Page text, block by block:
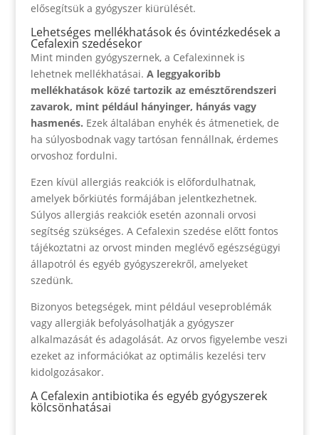
elősegítsük a gyógyszer kiürülését.
Lehetséges mellékhatások és óvintézkedések a
Cefalexin szedésekor
Mint minden gyógyszernek, a Cefalexinnek is
lehetnek mellékhatásai. A leggyakoribb
mellékhatások közé tartozik az emésztőrendszeri
zavarok, mint például hányinger, hányás vagy
hasmenés. Ezek általában enyhék és átmenetiek, de
ha súlyosbodnak vagy tartósan fennállnak, érdemes
orvoshoz fordulni.
Ezen kívül allergiás reakciók is előfordulhatnak,
amelyek bőrkiütés formájában jelentkezhetnek.
Súlyos allergiás reakciók esetén azonnali orvosi
segítség szükséges. A Cefalexin szedése előtt fontos
tájékoztatni az orvost minden meglévő egészségügyi
állapotról és egyéb gyógyszerekről, amelyeket
szedünk.
Bizonyos betegségek, mint például veseproblémák
vagy allergiák befolyásolhatják a gyógyszer
alkalmazását és adagolását. Az orvos figyelembe veszi
ezeket az információkat az optimális kezelési terv
kidolgozásakor.
A Cefalexin antibiotika és egyéb gyógyszerek
kölcsönhatásai